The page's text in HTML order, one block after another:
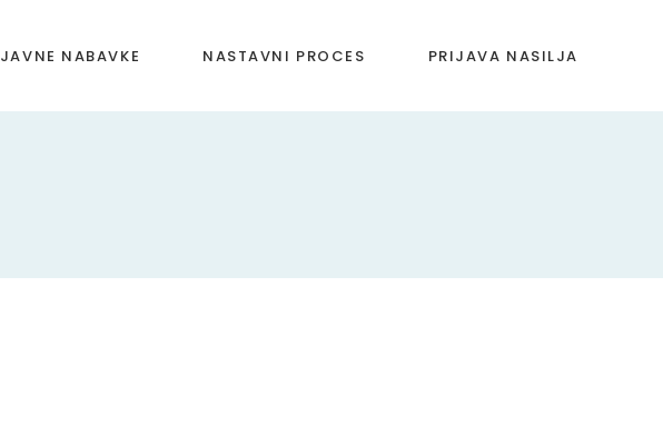
JAVNE NABAVKE NASTAVNI PROCES PRIJAVA NASILJA